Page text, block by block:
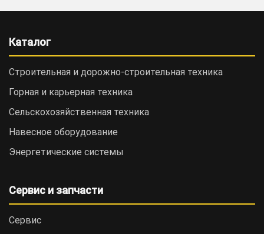
Каталог
Строительная и дорожно-cтроительная техника
Горная и карьерная техника
Сельскохозяйственная техника
Навесное оборудование
Энергетические системы
Сервис и запчасти
Сервис